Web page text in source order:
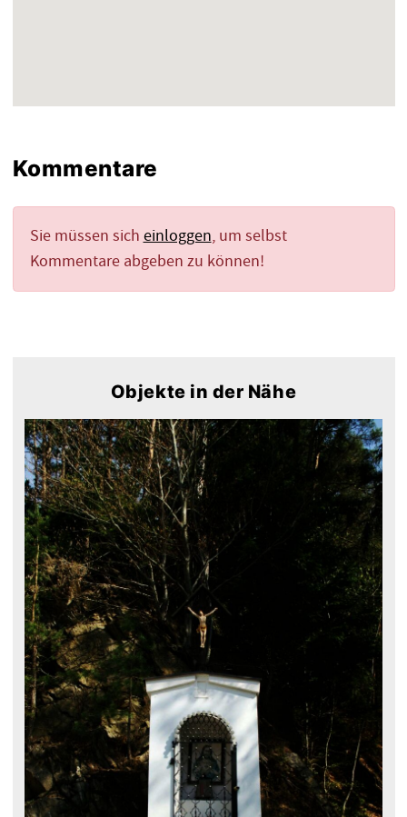
Kommentare
Sie müssen sich einloggen, um selbst
Kommentare abgeben zu können!
Objekte in der Nähe